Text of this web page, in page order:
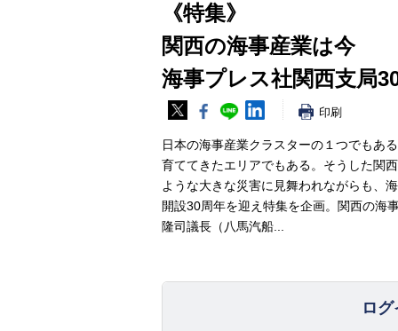
《特集》
関西の海事産業は今
海事プレス社関西支局
印刷
日本の海事産業クラスターの１つでもあ
育ててきたエリアでもある。そうした関
ような大きな災害に見舞われながらも、
開設30周年を迎え特集を企画。関西の海
隆司議長（八馬汽船...
ロ